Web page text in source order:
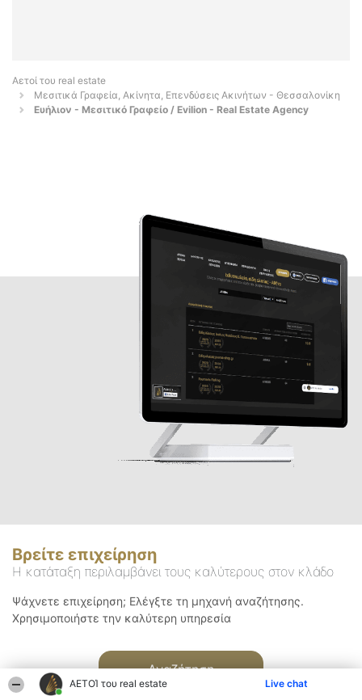
ΑΕΤΟΊ του real estate Live chat
Αετοί του real estate
Μεσιτικά Γραφεία, Ακίνητα, Επενδύσεις Ακινήτων - Θεσσαλονίκη
Ευήλιον - Μεσιτικό Γραφείο / Evilion - Real Estate Agency
Βρείτε επιχείρηση
Η κατάταξη περιλαμβάνει τους καλύτερους στον κλάδο
Ψάχνετε επιχείρηση; Ελέγξτε τη μηχανή αναζήτησης.
Χρησιμοποιήστε την καλύτερη υπηρεσία
Αναζήτηση